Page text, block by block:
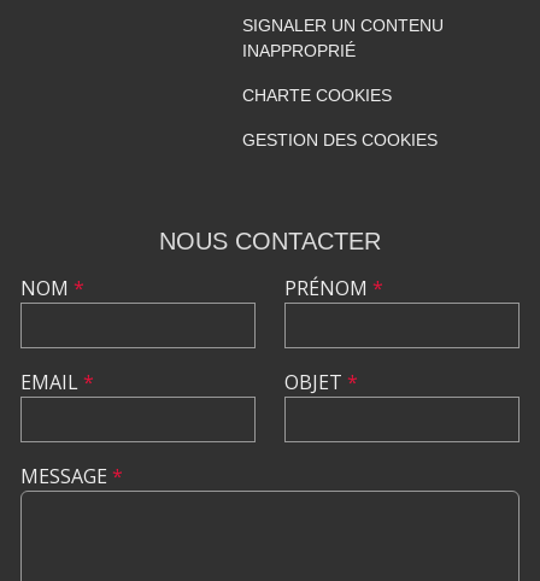
SIGNALER UN CONTENU
INAPPROPRIÉ
CHARTE COOKIES
GESTION DES COOKIES
NOUS CONTACTER
NOM *
EMAIL*
PRÉNOM *
OBJET *
MESSAGE *